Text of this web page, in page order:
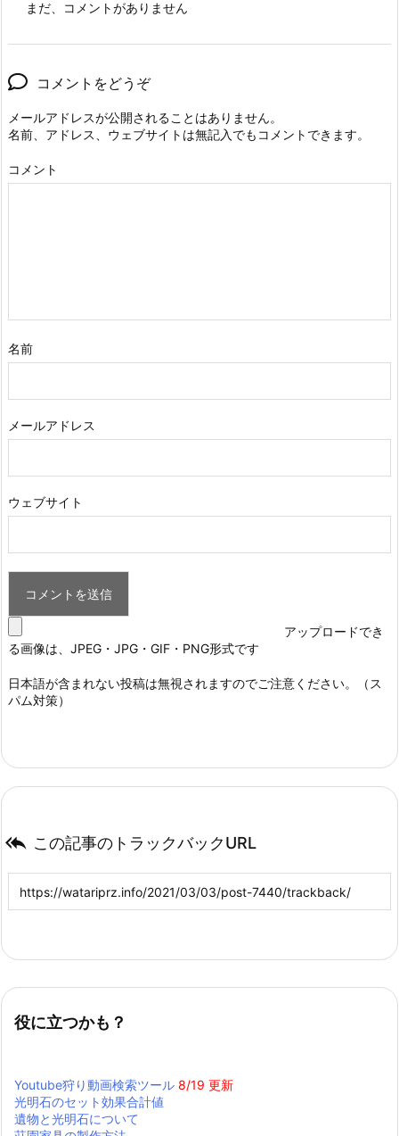
まだ、コメントがありません
コメントをどうぞ
メールアドレスが公開されることはありません。
名前、アドレス、ウェブサイトは無記入でもコメントできます。
コメント
名前
メールアドレス
ウェブサイト
アップロードでき
る画像は、JPEG・JPG・GIF・PNG形式です
日本語が含まれない投稿は無視されますのでご注意ください。（ス
パム対策）
 この記事のトラックバックURL
役に立つかも？
Youtube狩り動画検索ツール 8/19 更新
光明石のセット効果合計値
遺物と光明石について